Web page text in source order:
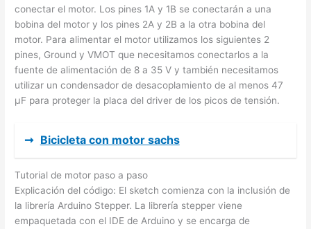
conectar el motor. Los pines 1A y 1B se conectarán a una
bobina del motor y los pines 2A y 2B a la otra bobina del
motor. Para alimentar el motor utilizamos los siguientes 2
pines, Ground y VMOT que necesitamos conectarlos a la
fuente de alimentación de 8 a 35 V y también necesitamos
utilizar un condensador de desacoplamiento de al menos 47
µF para proteger la placa del driver de los picos de tensión.
➞ Bicicleta con motor sachs
Tutorial de motor paso a paso
Explicación del código: El sketch comienza con la inclusión de
la librería Arduino Stepper. La librería stepper viene
empaquetada con el IDE de Arduino y se encarga de